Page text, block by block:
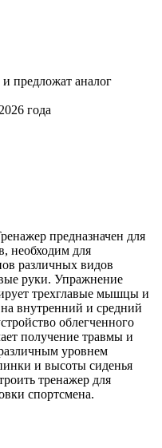
предложат аналог
года
предназначен для
необходим для
различных видов
руки. Упражнение
трехглавые мышцы и
внутренний и средний
облегченного
получение травмы и
уровнем
и высоты сиденья
тренажер для
спортсмена.